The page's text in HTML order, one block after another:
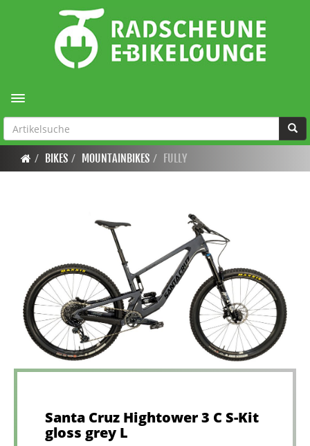
Toggle navigation
BIKES MOUNTAINBIKES FULLY
Santa Cruz Hightower 3 C S-Kit
gloss grey L